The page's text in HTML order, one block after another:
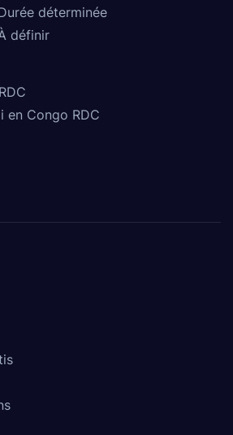
déterminée
définir
en Congo RDC